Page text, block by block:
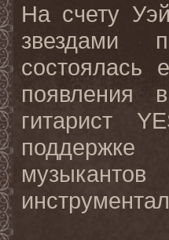
На счету
звездами
состоялась
появления
в
гитарист